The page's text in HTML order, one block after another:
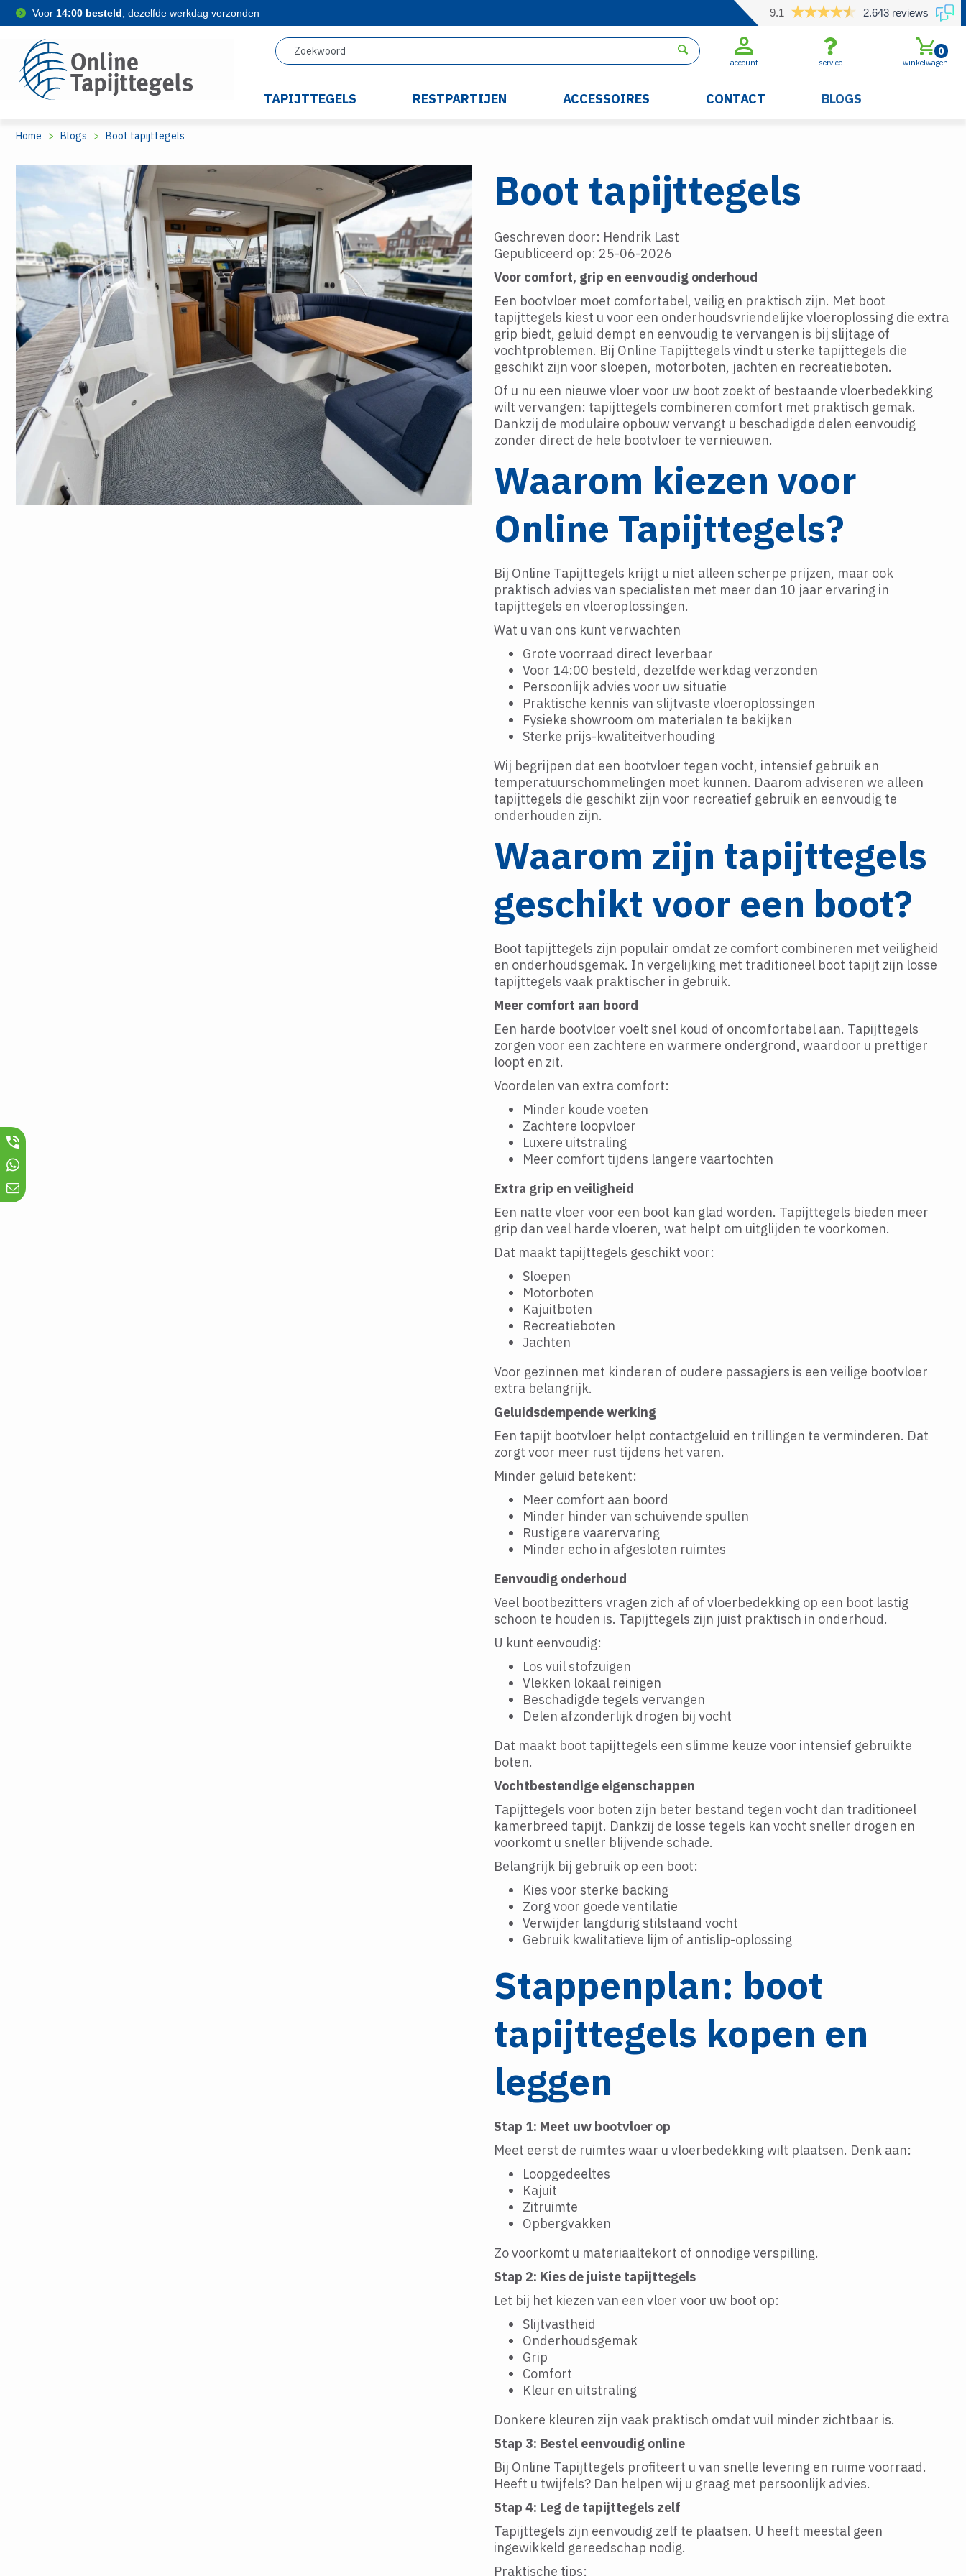
Voor 14:00 besteld , dezelfde werkdag verzonden 9.1 2.643 reviews
account service winkelwagen
0
TAPIJTTEGELS RESTPARTIJEN ACCESSOIRES CONTACT BLOGS
Home Blogs Boot tapijttegels
Boot tapijttegels
Geschreven door: Hendrik Last
Gepubliceerd op: 25-06-2026
Voor comfort, grip en eenvoudig onderhoud
Een bootvloer moet comfortabel, veilig en praktisch zijn. Met boot
tapijttegels kiest u voor een onderhoudsvriendelijke vloeroplossing die extra
grip biedt, geluid dempt en eenvoudig te vervangen is bij slijtage of
vochtproblemen. Bij Online Tapijttegels vindt u sterke tapijttegels die
geschikt zijn voor sloepen, motorboten, jachten en recreatieboten.
Of u nu een nieuwe vloer voor uw boot zoekt of bestaande vloerbedekking
wilt vervangen: tapijttegels combineren comfort met praktisch gemak.
Dankzij de modulaire opbouw vervangt u beschadigde delen eenvoudig
zonder direct de hele bootvloer te vernieuwen.
Waarom kiezen voor
Online Tapijttegels?
Bij Online Tapijttegels krijgt u niet alleen scherpe prijzen, maar ook
praktisch advies van specialisten met meer dan 10 jaar ervaring in
tapijttegels en vloeroplossingen.
Wat u van ons kunt verwachten
Grote voorraad direct leverbaar
Voor 14:00 besteld, dezelfde werkdag verzonden
Persoonlijk advies voor uw situatie
Praktische kennis van slijtvaste vloeroplossingen
Fysieke showroom om materialen te bekijken
Sterke prijs-kwaliteitverhouding
Wij begrijpen dat een bootvloer tegen vocht, intensief gebruik en
temperatuurschommelingen moet kunnen. Daarom adviseren we alleen
tapijttegels die geschikt zijn voor recreatief gebruik en eenvoudig te
onderhouden zijn.
Waarom zijn tapijttegels
geschikt voor een boot?
Boot tapijttegels zijn populair omdat ze comfort combineren met veiligheid
en onderhoudsgemak. In vergelijking met traditioneel boot tapijt zijn losse
tapijttegels vaak praktischer in gebruik.
Meer comfort aan boord
Een harde bootvloer voelt snel koud of oncomfortabel aan. Tapijttegels
zorgen voor een zachtere en warmere ondergrond, waardoor u prettiger
loopt en zit.
Voordelen van extra comfort:
Minder koude voeten
Zachtere loopvloer
Luxere uitstraling
Meer comfort tijdens langere vaartochten
Extra grip en veiligheid
Een natte vloer voor een boot kan glad worden. Tapijttegels bieden meer
grip dan veel harde vloeren, wat helpt om uitglijden te voorkomen.
Dat maakt tapijttegels geschikt voor:
Sloepen
Motorboten
Kajuitboten
Recreatieboten
Jachten
Voor gezinnen met kinderen of oudere passagiers is een veilige bootvloer
extra belangrijk.
Geluidsdempende werking
Een tapijt bootvloer helpt contactgeluid en trillingen te verminderen. Dat
zorgt voor meer rust tijdens het varen.
Minder geluid betekent:
Meer comfort aan boord
Minder hinder van schuivende spullen
Rustigere vaarervaring
Minder echo in afgesloten ruimtes
Eenvoudig onderhoud
Veel bootbezitters vragen zich af of vloerbedekking op een boot lastig
schoon te houden is. Tapijttegels zijn juist praktisch in onderhoud.
U kunt eenvoudig:
Los vuil stofzuigen
Vlekken lokaal reinigen
Beschadigde tegels vervangen
Delen afzonderlijk drogen bij vocht
Dat maakt boot tapijttegels een slimme keuze voor intensief gebruikte
boten.
Vochtbestendige eigenschappen
Tapijttegels voor boten zijn beter bestand tegen vocht dan traditioneel
kamerbreed tapijt. Dankzij de losse tegels kan vocht sneller drogen en
voorkomt u sneller blijvende schade.
Belangrijk bij gebruik op een boot:
Kies voor sterke backing
Zorg voor goede ventilatie
Verwijder langdurig stilstaand vocht
Gebruik kwalitatieve lijm of antislip-oplossing
Stappenplan: boot
tapijttegels kopen en
leggen
Stap 1: Meet uw bootvloer op
Meet eerst de ruimtes waar u vloerbedekking wilt plaatsen. Denk aan:
Loopgedeeltes
Kajuit
Zitruimte
Opbergvakken
Zo voorkomt u materiaaltekort of onnodige verspilling.
Stap 2: Kies de juiste tapijttegels
Let bij het kiezen van een vloer voor uw boot op:
Slijtvastheid
Onderhoudsgemak
Grip
Comfort
Kleur en uitstraling
Donkere kleuren zijn vaak praktisch omdat vuil minder zichtbaar is.
Stap 3: Bestel eenvoudig online
Bij Online Tapijttegels profiteert u van snelle levering en ruime voorraad.
Heeft u twijfels? Dan helpen wij u graag met persoonlijk advies.
Stap 4: Leg de tapijttegels zelf
Tapijttegels zijn eenvoudig zelf te plaatsen. U heeft meestal geen
ingewikkeld gereedschap nodig.
Praktische tips: